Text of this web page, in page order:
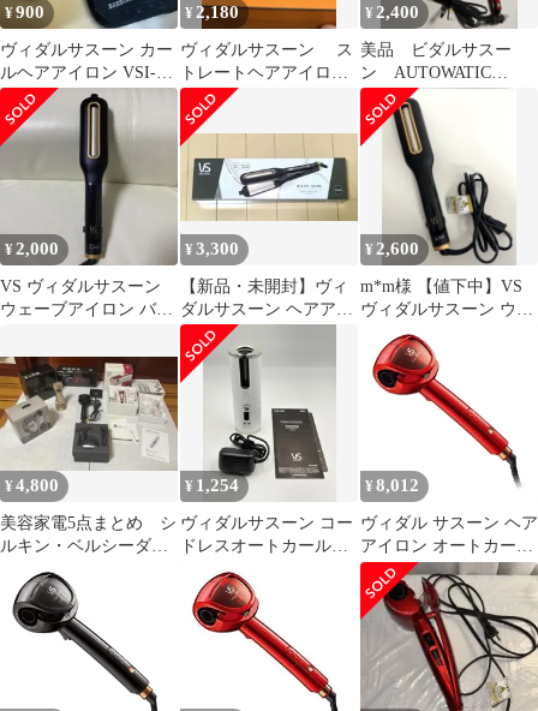
¥900
ヴィダルサスーン カー
ルヘアアイロン VSI-
1008/P
¥ 2,180
ヴィダルサスーン ス
トレートヘアアイロン
本体 スチーム機能搭
載 美品
¥ 2,400
美品 ビダルサスー
ン AUTOWATIC
CURLING STYKER
¥2,000
VS ヴィダルサスーン
ウェーブアイロン バレ
イロン
¥3,300
【新品・未開封】ヴィ
ダルサスーン ヘアアイ
ロン 海外対応 VSW-
1600/KJ
¥ 2,600
m*m様 【値下中】VS
ヴィダルサスーン ウェ
ーブアイロン VSW-
1600/
¥4,800
美容家電5点まとめ シ
ルキン・ベルシーダ電
気バリブラシ・
ZOGANKIN 他
¥ 1,254
ヴィダルサスーン コー
ドレスオートカールア
イロン VSA-1990/WJ
¥ 8,012
ヴィダル サスーン ヘア
アイロン オートカール
アイロン 3段階仕上り
調節 レッド